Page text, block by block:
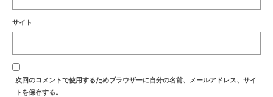
サイト
次回のコメントで使用するためブラウザーに自分の名前、メールアドレス、サイ
トを保存する。